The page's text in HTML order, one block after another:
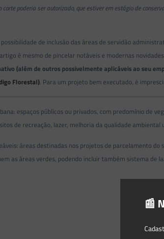
poderia ser autorizado, que estiver em estágio de
de inclusão das áreas de servidão
é mesmo de pincelar notáveis e modernas
(além de outros possivelmente aplicáveis ao seu
Florestal). Para um projeto bem executado, é
espaços públicos ou privados, com predomínio
de recreação, lazer, melhoria da qualidade
áreas destinadas nos projetos de parcelamento
as áreas verdes, podendo incluir também sistema de
📰